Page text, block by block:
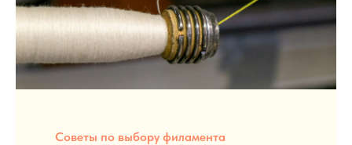
Советы по выбору филамента